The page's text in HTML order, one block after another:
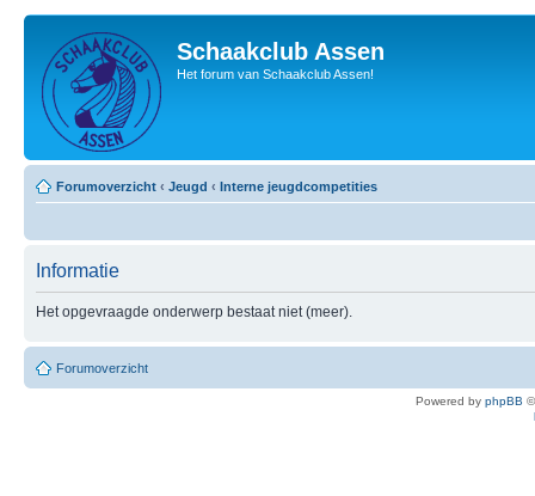
Schaakclub Assen
Het forum van Schaakclub Assen!
Forumoverzicht ‹ Jeugd ‹ Interne jeugdcompetities
Informatie
Het opgevraagde onderwerp bestaat niet (meer).
Forumoverzicht
Powered by phpBB